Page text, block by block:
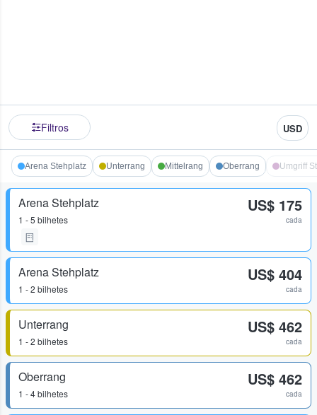
Filtros USD
Arena Stehplatz Unterrang Mittelrang Oberrang Umgriff
Arena Stehplatz
1 - 5 bilhetes
US$ 175
cada
Arena Stehplatz
1 - 2 bilhetes
US$ 404
cada
Unterrang
1 - 2 bilhetes
US$ 462
cada
Oberrang
1 - 4 bilhetes
US$ 462
cada